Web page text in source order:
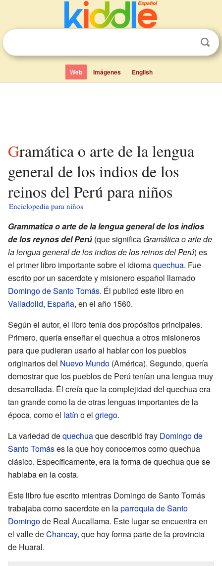
Web Imágenes English
Gramática o arte de la lengua
general de los indios de los
reinos del Perú para niños
Enciclopedia para niños
Grammatica o arte de la lengua general de los indios
de los reynos del Perú (que significa Gramática o arte de
la lengua general de los indios de los reinos del Perú) es
el primer libro importante sobre el idiomaquechua. Fue
escrito por un sacerdote y misionero español llamado
Domingo de Santo Tomás. Él publicó este libro en
Valladolid, España, en el año 1560.
Según el autor, el libro tenía dos propósitos principales.
Primero, quería enseñar el quechua a otros misioneros
para que pudieran usarlo al hablar con los pueblos
originarios del Nuevo Mundo (América). Segundo, quería
demostrar que los pueblos de Perú tenían una lengua muy
desarrollada. Él creía que la complejidad del quechua era
tan grande como la de otras lenguas importantes de la
época, como el latín o el griego.
La variedad dequechuaque describió fray Domingo de
Santo Tomáses la que hoy conocemos como quechua
clásico. Específicamente, era la forma de quechua que se
hablaba en la costa.
Este libro fue escrito mientras Domingo de Santo Tomás
trabajaba como sacerdote en laparroquia de Santo
Domingode Real Aucallama. Este lugar se encuentra en
el valle deChancay, que hoy forma parte de la provincia
de Huaral.